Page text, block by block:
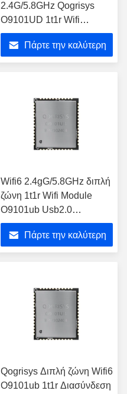
2.4G/5.8GHz Qogrisys
O9101UD 1t1r Wifi
Module Interface Usb2.0
Module Wifi με Bt
Πάρτε την καλύτερη
Wifi6 2.4gG/5.8GHz διπλή
ζώνη 1t1r Wifi Module
O9101ub Usb2.0
Διασύνδεση με BT5.3
Πάρτε την καλύτερη
Qogrisys Διπλή ζώνη Wifi6
O9101ub 1t1r Διασύνδεση